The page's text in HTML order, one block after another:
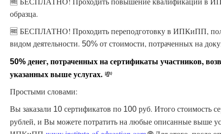
образца.
🆓 БЕСПЛАТНО! Проходить переподготовку в ИПКиПП,
видом деятельности. 50% от стоимости, потраченных на
50% денег, потраченных на сертификаты участников,
указанных выше услугах. 💸
Простыми словами:
Вы заказали 10 сертификатов по 100 руб. Итого стоимость
рублей, и Вы можете потратить на любые описанные выше